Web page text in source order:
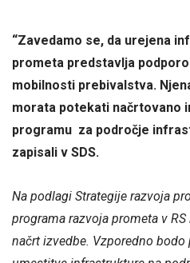
“Zavedamo se, da urejena
prometa predstavlja
mobilnosti prebivalstva.
morata potekati načrtovano
programu za področje
zapisali v SDS.
Na podlagi Strategije razvoja
programa razvoja prometa v
načrt izvedbe. Vzporedno bodo